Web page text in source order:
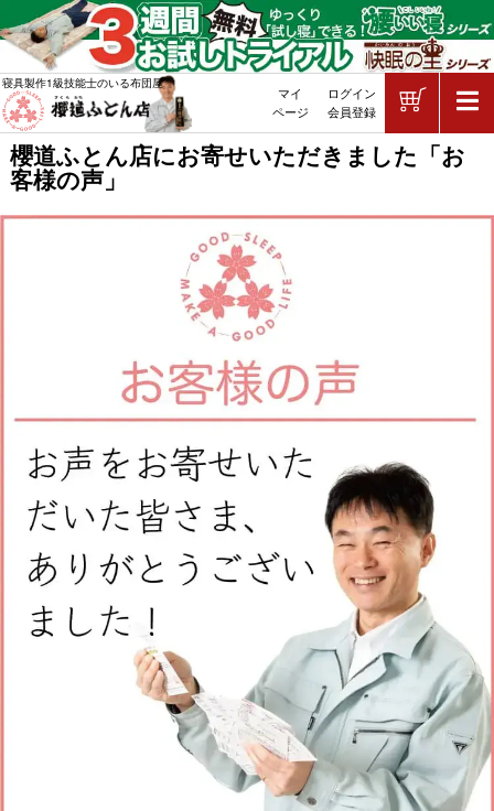
櫻道ふとん店にお寄せいただきました「お
客様の声」
敷布団・掛け布団・羽毛布団・マ
寝具製作1級技能士のいる布団屋
マイ
ページ
ログイン
会員登録